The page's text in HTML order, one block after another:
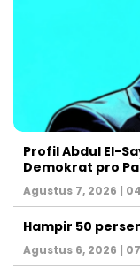
Profil Abdul El-
Demokrat pro
Agustus 7, 2026 |
Hampir 50
Agustus 6, 2026 |